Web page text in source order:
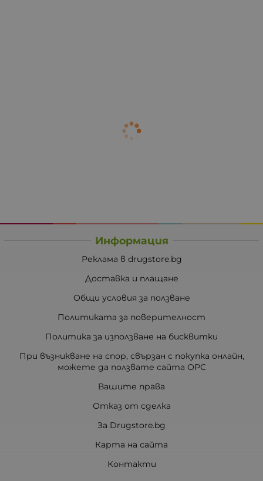
Информация
Реклама в drugstore.bg
Доставка и плащане
Общи условия за ползване
Политиката за поверителност
Политика за използване на бисквитки
При възникване на спор, свързан с покупка онлайн,
можете да ползвате сайта ОРС
Вашите права
Отказ от сделка
За Drugstore.bg
Карта на сайта
Контакти